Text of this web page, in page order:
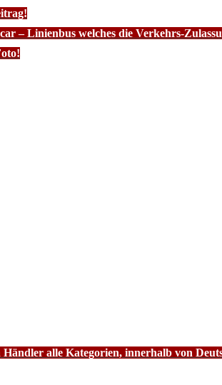
– Linienbus welches die Verkehrs-
alle Kategorien, innerhalb von